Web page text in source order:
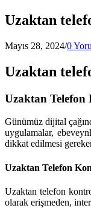
Uzaktan
Mayıs 28, 2024/0
Uzaktan
Uzaktan
Günümüz dijital
uygulamalar,
dikkat edilmesi
Uzaktan Telefon
Uzaktan telefon
olarak erişmeden,